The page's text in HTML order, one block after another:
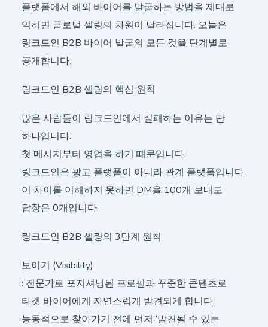
플랫폼에서 해외 바이어를 발굴하는 방법을 제대로
익히면 글로벌 셀링의 차원이 달라집니다. 오늘은
링크드인 B2B 바이어 발굴의 모든 것을 단계별로
공개합니다.
링크드인 B2B 셀링의 핵심 원칙
많은 사람들이 링크드인에서 실패하는 이유는 단
하나입니다.
첫 메시지부터 영업을 하기 때문입니다.
링크드인은 광고 플랫폼이 아니라 관계 플랫폼입니다.
이 차이를 이해하지 못하면 DM을 100개 보내도
답장은 0개입니다.
링크드인 B2B 셀링의 3단계 원칙
보이기 (Visibility)
: 전문가로 포지셔닝된 프로필과 꾸준한 콘텐츠로
타겟 바이어에게 자연스럽게 발견되게 합니다.
능동적으로 찾아가기 전에 먼저 ‘발견될 수 있는